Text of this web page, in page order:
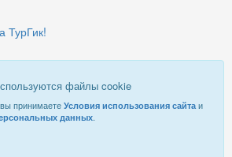
файлы cookie
принимаете Условия использования сайта и
данных.
ТурГик!